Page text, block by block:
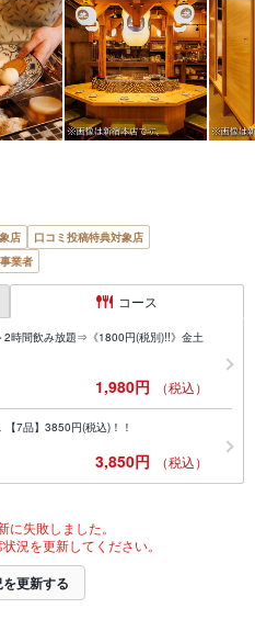
店
口コミ投稿特典対象店
業者
コース
2時間飲み放題⇒《1800円(税別)!!》金土
1,980円 （税込）
【7品】3850円(税込)！！
3,850円 （税込）
に失敗しました。
況を更新してください。
更新する